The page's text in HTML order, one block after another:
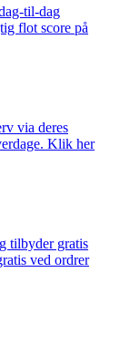
til-dag
flot score på
via deres
Klik her
tilbyder gratis
ved ordrer